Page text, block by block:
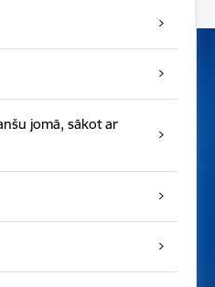
jomā, sākot ar